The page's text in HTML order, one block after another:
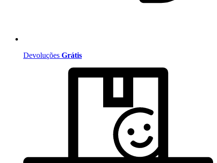
Devoluções Grátis